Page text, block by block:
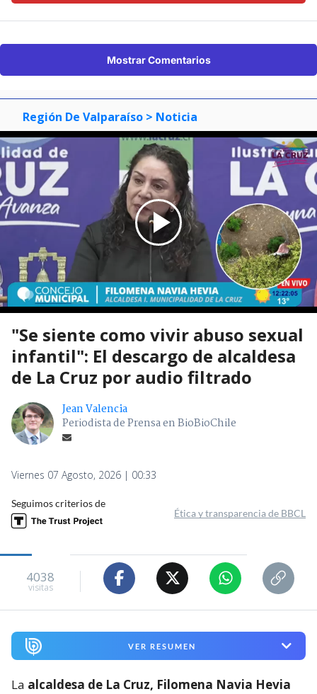
Mostrar Comentarios
Región De Valparaíso > Noticia
"Se siente como vivir abuso sexual
infantil": El descargo de alcaldesa
de La Cruz por audio filtrado
Jean Valencia
Periodista de Prensa en BioBioChile
Viernes 07 Agosto, 2026 | 00:33
Seguimos criterios de
Ética y transparencia de BBCL
4038
visitas
VER RESUMEN
La alcaldesa de La Cruz, Filomena Navia Hevia